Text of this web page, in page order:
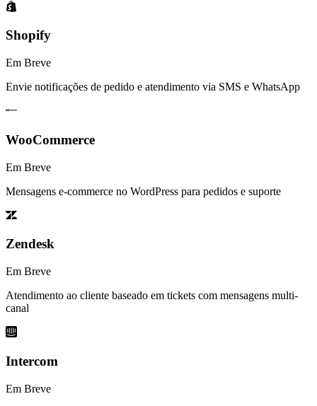
Shopify
Em Breve
Envie notificações de pedido e atendimento via SMS e WhatsApp
WooCommerce
Em Breve
Mensagens e-commerce no WordPress para pedidos e suporte
Zendesk
Em Breve
Atendimento ao cliente baseado em tickets com mensagens multi-
canal
Intercom
Em Breve